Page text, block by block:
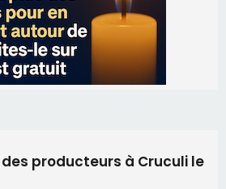
producteurs à Cruculi le